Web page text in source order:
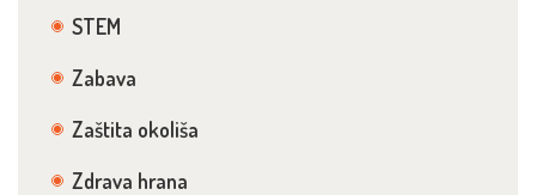
STEM
Zabava
Zaštita okoliša
Zdrava hrana